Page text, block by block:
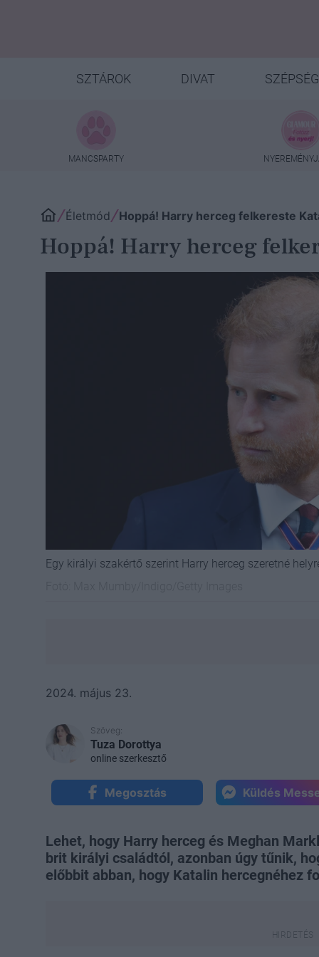
SZTÁROK DIVAT SZÉPSÉG
MANCSPARTY
Életmód Hoppá! Harry herceg felkereste
Hoppá! Harry herceg
Egy királyi szakértő szerint Harry herceg szeretné
2024. május 23.
Szöveg:
Tuza Dorottya
online szerkesztő
Megosztás Küldés
Lehet, hogy Harry herceg és Meghan
brit királyi családtól, azonban úgy tűnik,
előbbit abban, hogy Katalin hercegnéhez